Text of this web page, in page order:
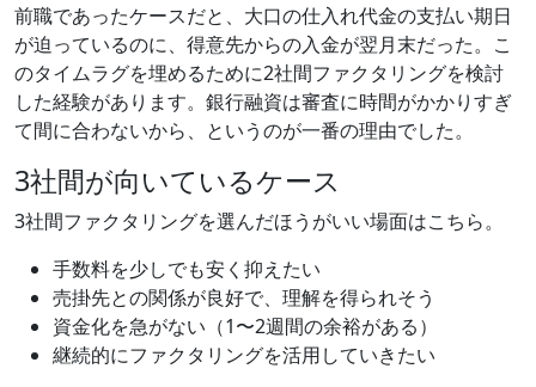
前職であったケースだと、大口の仕入れ代金の支払い期日
が迫っているのに、得意先からの入金が翌月末だった。こ
のタイムラグを埋めるために2社間ファクタリングを検討
した経験があります。銀行融資は審査に時間がかかりすぎ
て間に合わないから、というのが一番の理由でした。
3社間が向いているケース
3社間ファクタリングを選んだほうがいい場面はこちら。
手数料を少しでも安く抑えたい
売掛先との関係が良好で、理解を得られそう
資金化を急がない（1〜2週間の余裕がある）
継続的にファクタリングを活用していきたい